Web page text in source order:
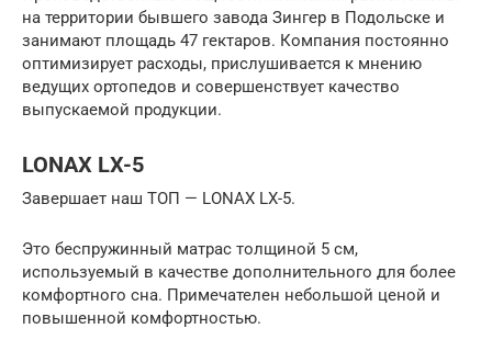
на территории бывшего завода Зингер в Подольске и
занимают площадь 47 гектаров. Компания постоянно
оптимизирует расходы, прислушивается к мнению
ведущих ортопедов и совершенствует качество
выпускаемой продукции.
LONAX LX-5
Завершает наш ТОП — LONAX LX-5.
Это беспружинный матрас толщиной 5 см,
используемый в качестве дополнительного для более
комфортного сна. Примечателен небольшой ценой и
повышенной комфортностью.